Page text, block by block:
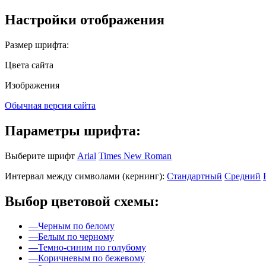
Настройки отображения
Размер шрифта:
Цвета сайта
Изображения
Обычная версия сайта
Параметры шрифта:
Выберите шрифт Arial Times New Roman
Интервал между символами (кернинг): Стандартный Средний
Выбор цветовой схемы:
—Черным по белому
—Белым по черному
—Темно-синим по голубому
—Коричневым по бежевому